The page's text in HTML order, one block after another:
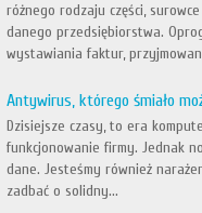
różnego rodzaju części,
danego przedsiębiorstwa.
wystawiania faktur,
Antywirus, którego śmiało
Dzisiejsze czasy, to era
funkcjonowanie firmy. Jednak
dane. Jesteśmy również
zadbać o solidny...